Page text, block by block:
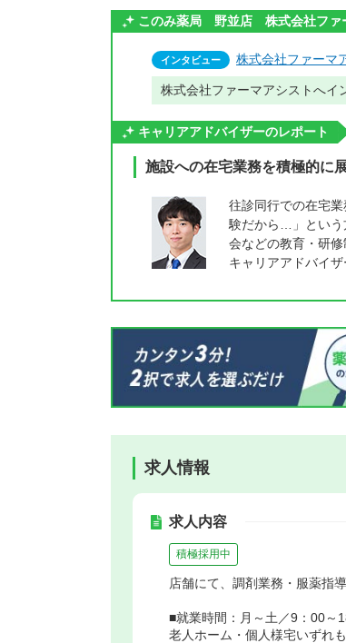
このみ薬局 野並店 株式会社ファ
インタビュー 株式会社ファーマ
株式会社ファーマアシストへイ
キャリアアドバイザーのレポート
施設への在宅業務を積極的に
往診同行での在宅
験だから…」という
会などの教育・研修
キャリアアドバイ
求人情報
求人内容
積極採用中
店舗にて、調剤業務・服薬指
■就業時間：月～土／9：00～
老人ホーム・個人様宅いずれ